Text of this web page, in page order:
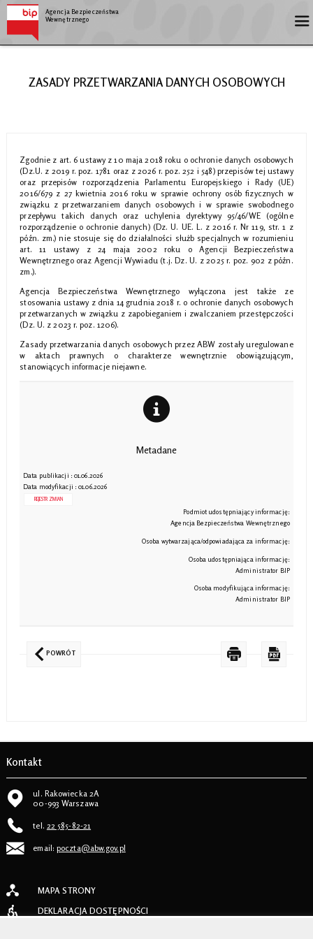
Agencja Bezpieczeństwa
Wewnętrznego
ZASADY PRZETWARZANIA DANYCH OSOBOWYCH
Zgodnie z art. 6 ustawy z 10 maja 2018 roku o ochronie danych osobowych
(Dz.U. z 2019 r. poz. 1781 oraz z 2026 r. poz. 252 i 548) przepisów tej ustawy
oraz przepisów rozporządzenia Parlamentu Europejskiego i Rady (UE)
2016/679 z 27 kwietnia 2016 roku w sprawie ochrony osób fizycznych w
związku z przetwarzaniem danych osobowych i w sprawie swobodnego
przepływu takich danych oraz uchylenia dyrektywy 95/46/WE (ogólne
rozporządzenie o ochronie danych) (Dz. U. UE. L. z 2016 r. Nr 119, str. 1 z
późn. zm.) nie stosuje się do działalności służb specjalnych w rozumieniu
art. 11 ustawy z 24 maja 2002 roku o Agencji Bezpieczeństwa
Wewnętrznego oraz Agencji Wywiadu (t.j. Dz. U. z 2025 r. poz. 902 z późn.
zm.).
Agencja Bezpieczeństwa Wewnętrznego wyłączona jest także ze
stosowania ustawy z dnia 14 grudnia 2018 r. o ochronie danych osobowych
przetwarzanych w związku z zapobieganiem i zwalczaniem przestępczości
(Dz. U. z 2023 r. poz. 1206).
Zasady przetwarzania danych osobowych przez ABW zostały uregulowane
w aktach prawnych o charakterze wewnętrznie obowiązującym,
stanowiących informacje niejawne.
Metadane
Data publikacji : 01.06.2026
Data modyfikacji : 01.06.2026
REJESTR ZMIAN
Podmiot udostępniający informację:
Agencja Bezpieczeństwa Wewnętrznego
Osoba wytwarzająca/odpowiadająca za informację:
Osoba udostępniająca informację:
Administrator BIP
Osoba modyfikująca informację:
Administrator BIP
POWRÓT
Kontakt
ul. Rakowiecka 2A
00-993 Warszawa
tel. 22 585-82-21
email:poczta@abw.gov.pl
MAPA STRONY
DEKLARACJA DOSTĘPNOŚCI